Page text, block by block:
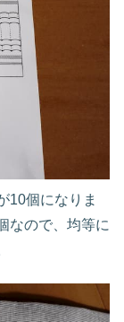
10個になりま
なので、均等に